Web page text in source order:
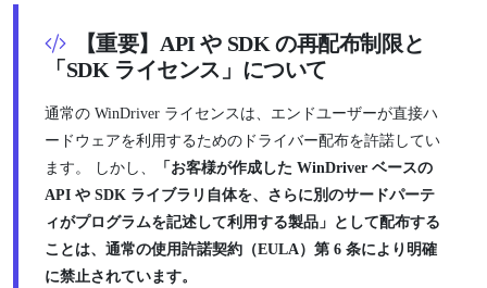
【重要】API や SDK の再配布制限と
「SDK ライセンス」について
通常の WinDriver ライセンスは、エンドユーザーが直接ハ
ードウェアを利用するためのドライバー配布を許諾してい
ます。 しかし、
「お客様が作成した WinDriver ベースの
API や SDK ライブラリ自体を、さらに別のサードパーテ
ィがプログラムを記述して利用する製品」として配布する
ことは、通常の使用許諾契約（EULA）第 6 条により明確
に禁止されています。